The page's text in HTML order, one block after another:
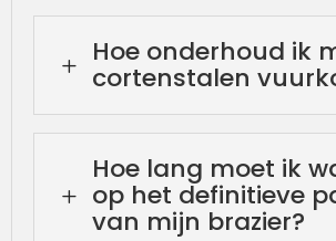
L Hoe onderhoud ik
cortenstalen
L
Hoe lang moet ik
op het definitieve
van mijn brazier?